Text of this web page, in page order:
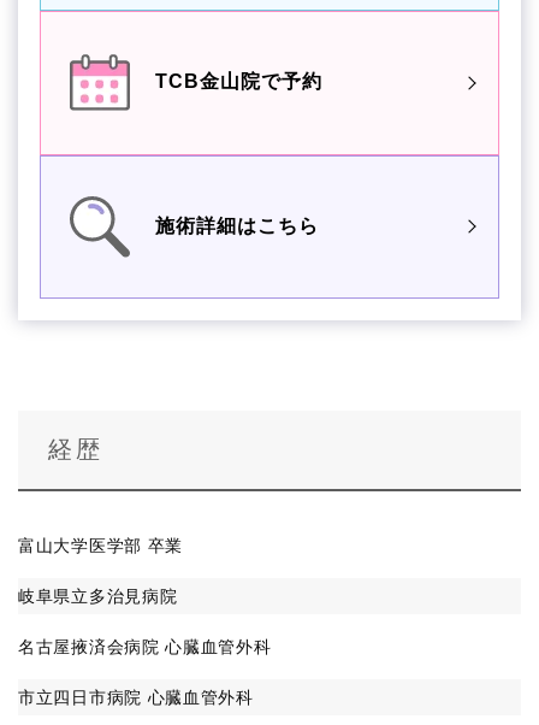
TCB金山院で予約
施術詳細はこちら
経歴
富山大学医学部 卒業
岐阜県立多治見病院
名古屋掖済会病院 心臓血管外科
市立四日市病院 心臓血管外科